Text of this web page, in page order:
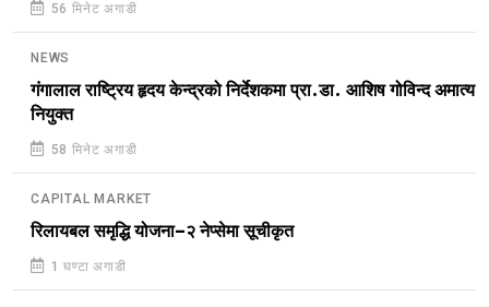
56 मिनेट अगाडी
NEWS
गंगालाल राष्ट्रिय हृदय केन्द्रको निर्देशकमा प्रा.डा. आशिष गोविन्द अमात्य
नियुक्त
58 मिनेट अगाडी
CAPITAL MARKET
रिलायबल समृद्धि योजना–२ नेप्सेमा सूचीकृत
1 घण्टा अगाडी